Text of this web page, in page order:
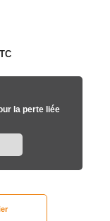
la perte liée